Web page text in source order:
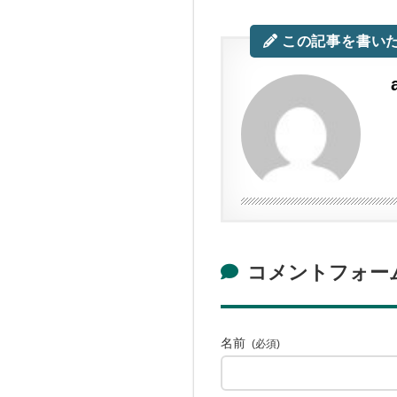
この記事を書い
コメントフォー
名前 (必須)